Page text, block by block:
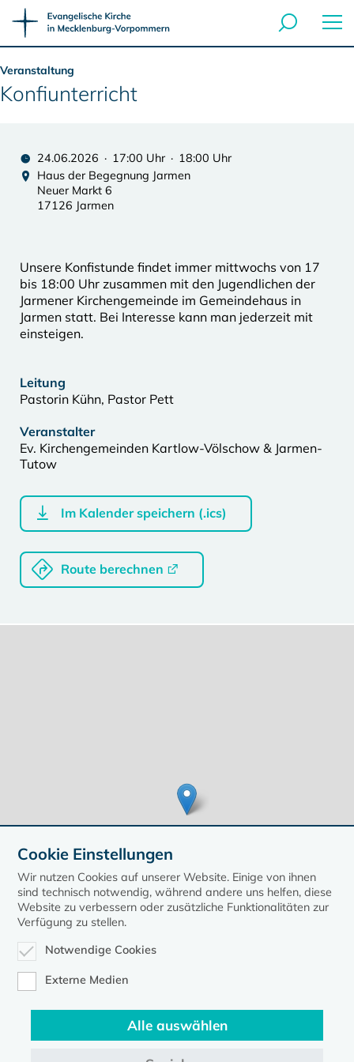
Veranstaltung
Konfiunterricht
24.06.2026 · 17:00 Uhr · 18:00 Uhr
Haus der Begegnung Jarmen
Neuer Markt 6
17126 Jarmen
Unsere Konfistunde findet immer mittwochs von 17
bis 18:00 Uhr zusammen mit den Jugendlichen der
Jarmener Kirchengemeinde im Gemeindehaus in
Jarmen statt. Bei Interesse kann man jederzeit mit
einsteigen.
Leitung
Pastorin Kühn, Pastor Pett
Veranstalter
Ev. Kirchengemeinden Kartlow-Völschow & Jarmen-
Tutow
Im Kalender speichern (.ics)
Route berechnen
zurück zur Übersicht der Veranstaltungen
Cookie Einstellungen
Wir nutzen Cookies auf unserer Website. Einige von ihnen
sind technisch notwendig, während andere uns helfen, diese
Website zu verbessern oder zusätzliche Funktionalitäten zur
Verfügung zu stellen.
Notwendige Cookies
Externe Medien
Alle auswählen